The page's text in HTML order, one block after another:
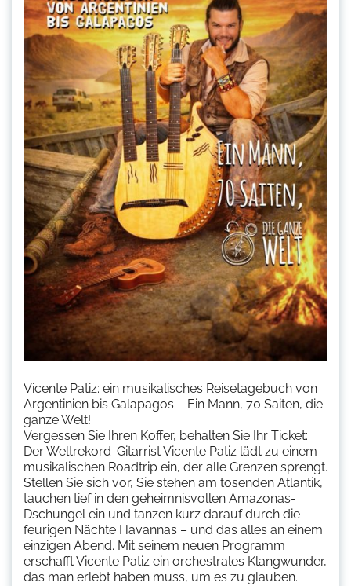
Vicente Patiz: ein musikalisches Reisetagebuch von
Argentinien bis Galapagos – Ein Mann, 70 Saiten, die
ganze Welt!
Vergessen Sie Ihren Koffer, behalten Sie Ihr Ticket:
Der Weltrekord-Gitarrist Vicente Patiz lädt zu einem
musikalischen Roadtrip ein, der alle Grenzen sprengt.
Stellen Sie sich vor, Sie stehen am tosenden Atlantik,
tauchen tief in den geheimnisvollen Amazonas-
Dschungel ein und tanzen kurz darauf durch die
feurigen Nächte Havannas – und das alles an einem
einzigen Abend. Mit seinem neuen Programm
erschafft Vicente Patiz ein orchestrales Klangwunder,
das man erlebt haben muss, um es zu glauben.